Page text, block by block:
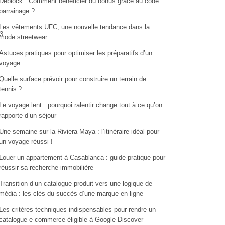
?
vêtements UFC, une nouvelle tendance dans la
streetwear
pratiques pour optimiser les préparatifs d’un
surface prévoir pour construire un terrain de
?
voyage lent : pourquoi ralentir change tout à ce qu’on
d’un séjour
semaine sur la Riviera Maya : l’itinéraire idéal pour
voyage réussi !
un appartement à Casablanca : guide pratique pour
sa recherche immobilière
d’un catalogue produit vers une logique de
: les clés du succès d’une marque en ligne
critères techniques indispensables pour rendre un
e-commerce éligible à Google Discover